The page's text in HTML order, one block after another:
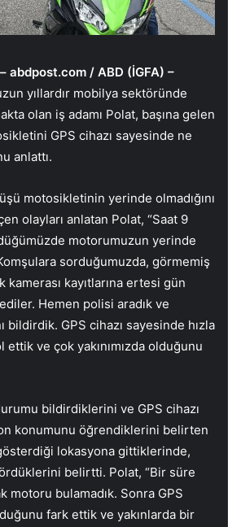
abdpost.com / ABD (İGFA) –
yıllardır mobilya sektöründe
olan iş adamı Polat, başına gelen
GPS cihazı sayesinde ne
anlattı.
motosikletinin yerinde olmadığını
olayları anlatan Polat, “Saat 9
motorumuzun yerinde
sorduğumuzda, görmemiş
kamerası kayıtlarına ertesi gün
Hemen polisi aradık ve
bildirdik. GPS cihazı sayesinde hızla
ve çok yakınımızda olduğunu
bildirdiklerini ve GPS cihazı
konumunu öğrendiklerini belirten
lokasyona gittiklerinde,
belirtti. Polat, “Bir süre
motoru bulamadık. Sonra GPS
fark ettik ve yakınlarda bir